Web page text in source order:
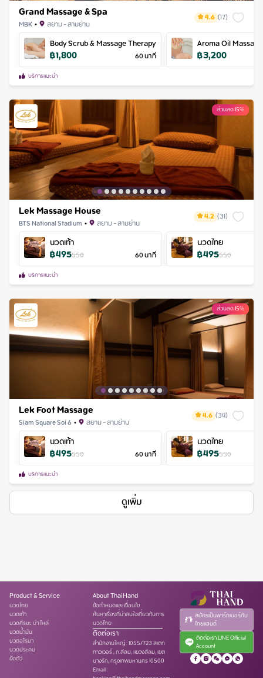
Grand Massage & Spa
MBK• สยาม - สามย่าน 4.6 (17)
Body Scrub & Massage Therapy
฿1,800 60นาที
Aroma Oil Massage
฿3,200
บริการแนะนำ
ส่วนลด 15%
Lek Massage House
BTS National Stadium • สยาม - สามย่าน 4.2 (31)
นวดเท้า
฿495550 60นาที
นวดไทย
฿495550
บริการแนะนำ
ส่วนลด 15%
Lek Foot Massage
Siam Square Soi 6 • สยาม - สามย่าน 4.6 (34)
นวดเท้า
฿495550 60นาที
นวดไทย
฿495550
บริการแนะนำ
ดูเพิ่ม
Product & Service
นวดไทย
นวดเท้า
นวดศีรษะ บ่า ไหล่
นวดน้ำมัน
นวดอโรมา
นวดประคบ
ขัดตัว
About ThaiHand
ข้อกำหนดและเงื่อนไข
ค้นหาเรื่องที่น่าสนใจเกี่ยวกับการ
นวดไทย
ติดต่อเรา
สำนักงานใหญ่:1055/723 สเตท
ทาวเวอร์ , ถ.สีลม, แขวงสีลม, เขต
บางรัก, กรุงเทพมหานคร 10500
Email :
สมัครเป็นพาร์ทเนอร์กับ
ไทยแฮนด์
ติดต่อเรา LINE Official
Account